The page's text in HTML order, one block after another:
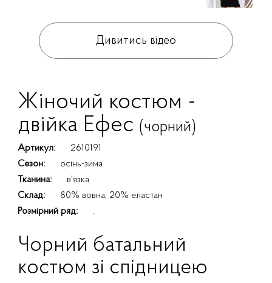
Дивитись відео
Жіночий костюм -
двійка Ефес (чорний)
Артикул:
2610191
Сезон:
осінь-зима
Тканина:
в'язка
Склад:
80% вовна, 20% еластан
Розмірний ряд:
.
Чорний батальний
костюм зі спідницею